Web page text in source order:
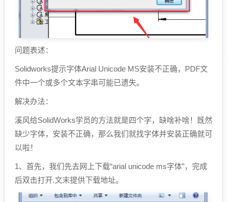
问题表述：
Solidworks提示字体Arial Unicode MS安装不正确，PDF文
件中一个或多个文本字串可能已遗失。
解决办法：
溪风给SolidWorks学员的方法就是四个字，缺啥补啥！既然
缺少字体，安装不正确，那么我们就找字体并安装正确就可
以啦！
1、首先，我们先去网上下载“arial unicode ms字体”，完成
后双击打开.文末提供下载地址。